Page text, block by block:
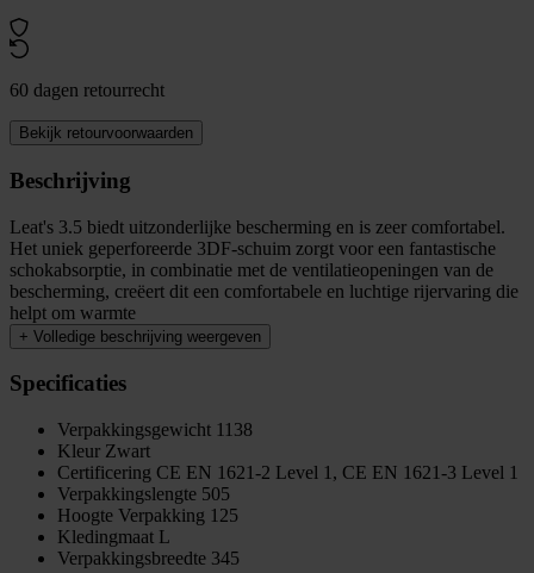
60 dagen retourrecht
Bekijk retourvoorwaarden
Beschrijving
Leat's 3.5 biedt uitzonderlijke bescherming en is zeer comfortabel.
Het uniek geperforeerde 3DF-schuim zorgt voor een fantastische
schokabsorptie, in combinatie met de ventilatieopeningen van de
bescherming, creëert dit een comfortabele en luchtige rijervaring die
helpt om warmte
+ Volledige beschrijving weergeven
Specificaties
Verpakkingsgewicht 1138
Kleur Zwart
Certificering CE EN 1621-2 Level 1, CE EN 1621-3 Level 1
Verpakkingslengte 505
Hoogte Verpakking 125
Kledingmaat L
Verpakkingsbreedte 345